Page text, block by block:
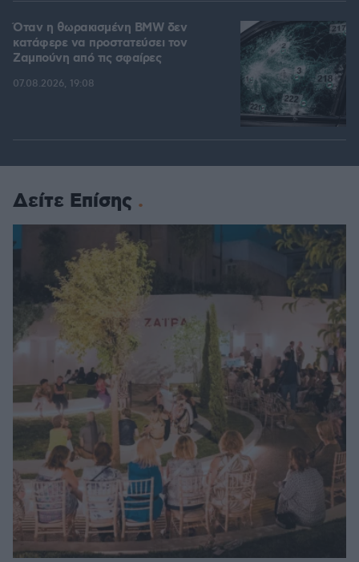
Όταν η θωρακισμένη BMW δεν
κατάφερε να προστατεύσει τον
Ζαμπούνη από τις σφαίρες
07.08.2026, 19:08
Δείτε Επίσης